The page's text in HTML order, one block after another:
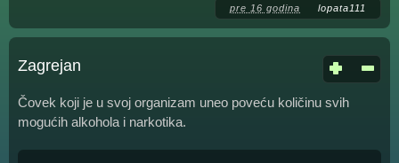
pre 16 godina lopata111
Zagrejan
Čovek koji je u svoj organizam uneo poveću količinu svih
mogućih alkohola i narkotika.